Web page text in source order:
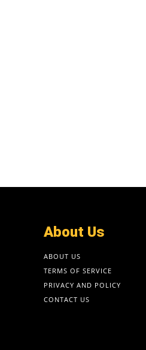
About Us
ABOUT US
TERMS OF SERVICE
PRIVACY AND POLICY
CONTACT US